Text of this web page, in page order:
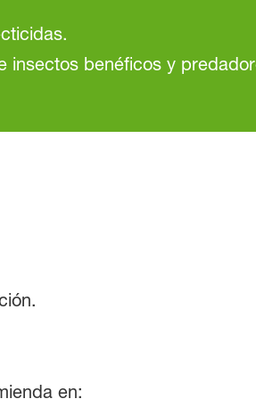
insectos benéficos y
en: